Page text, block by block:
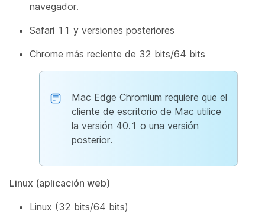
navegador.
Safari 11 y versiones posteriores
Chrome más reciente de 32 bits/64 bits
Mac Edge Chromium requiere que el
cliente de escritorio de Mac utilice
la versión 40.1 o una versión
posterior.
Linux (aplicación web)
Linux (32 bits/64 bits)